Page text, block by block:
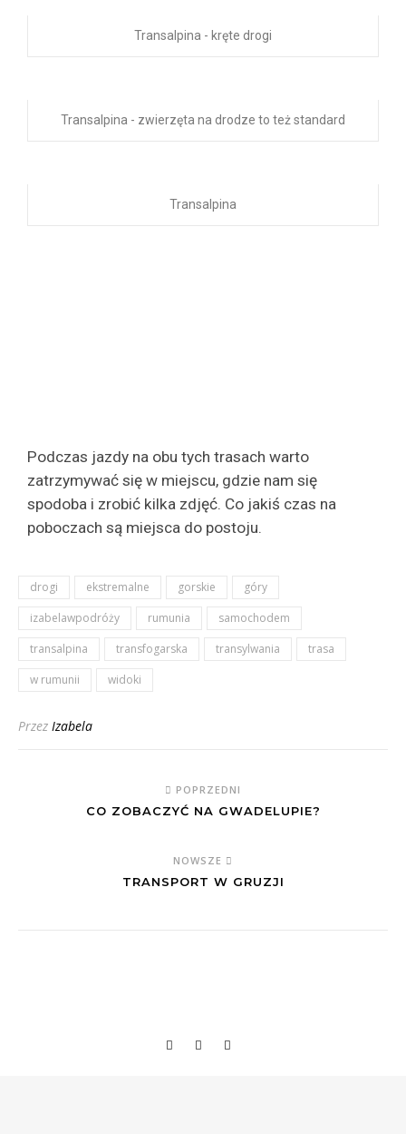
Transalpina - kręte drogi
Transalpina - zwierzęta na drodze to też standard
Transalpina
Podczas jazdy na obu tych trasach warto
zatrzymywać się w miejscu, gdzie nam się
spodoba i zrobić kilka zdjęć. Co jakiś czas na
poboczach są miejsca do postoju.
drogi ekstremalne gorskie
góry
izabelawpodróży
rumunia
samochodem
transalpina
transfogarska transylwania
trasa
w rumunii
widoki
Przez Izabela
POPRZEDNI
CO ZOBACZYĆ NA GWADELUPIE?
NOWSZE
TRANSPORT W GRUZJI